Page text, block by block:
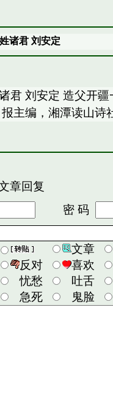
诸君 刘安定
君 刘安定 造父开
主编，湘潭读山诗
章回复
密 码
文章
反对
喜欢
忧愁
吐舌
急死 鬼脸